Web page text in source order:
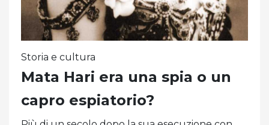
Storia e cultura
Mata Hari era una spia o un
capro espiatorio?